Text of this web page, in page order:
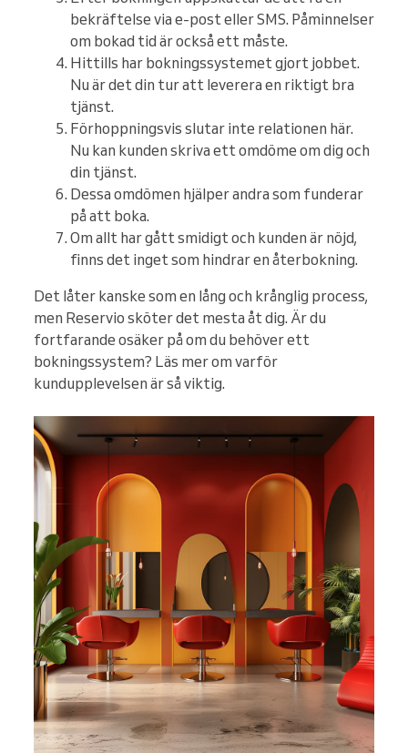
bekräftelse via e-post eller SMS. Påminnelser
om bokad tid är också ett måste.
Hittills har bokningssystemet gjort jobbet.
Nu är det din tur att leverera en riktigt bra
tjänst.
Förhoppningsvis slutar inte relationen här.
Nu kan kunden skriva ett omdöme om dig och
din tjänst.
Dessa omdömen hjälper andra som funderar
på att boka.
Om allt har gått smidigt och kunden är nöjd,
finns det inget som hindrar en återbokning.
Det låter kanske som en lång och krånglig process,
men Reservio sköter det mesta åt dig. Är du
fortfarande osäker på om du behöver ett
bokningssystem? Läs mer om varför
kundupplevelsen är så viktig.